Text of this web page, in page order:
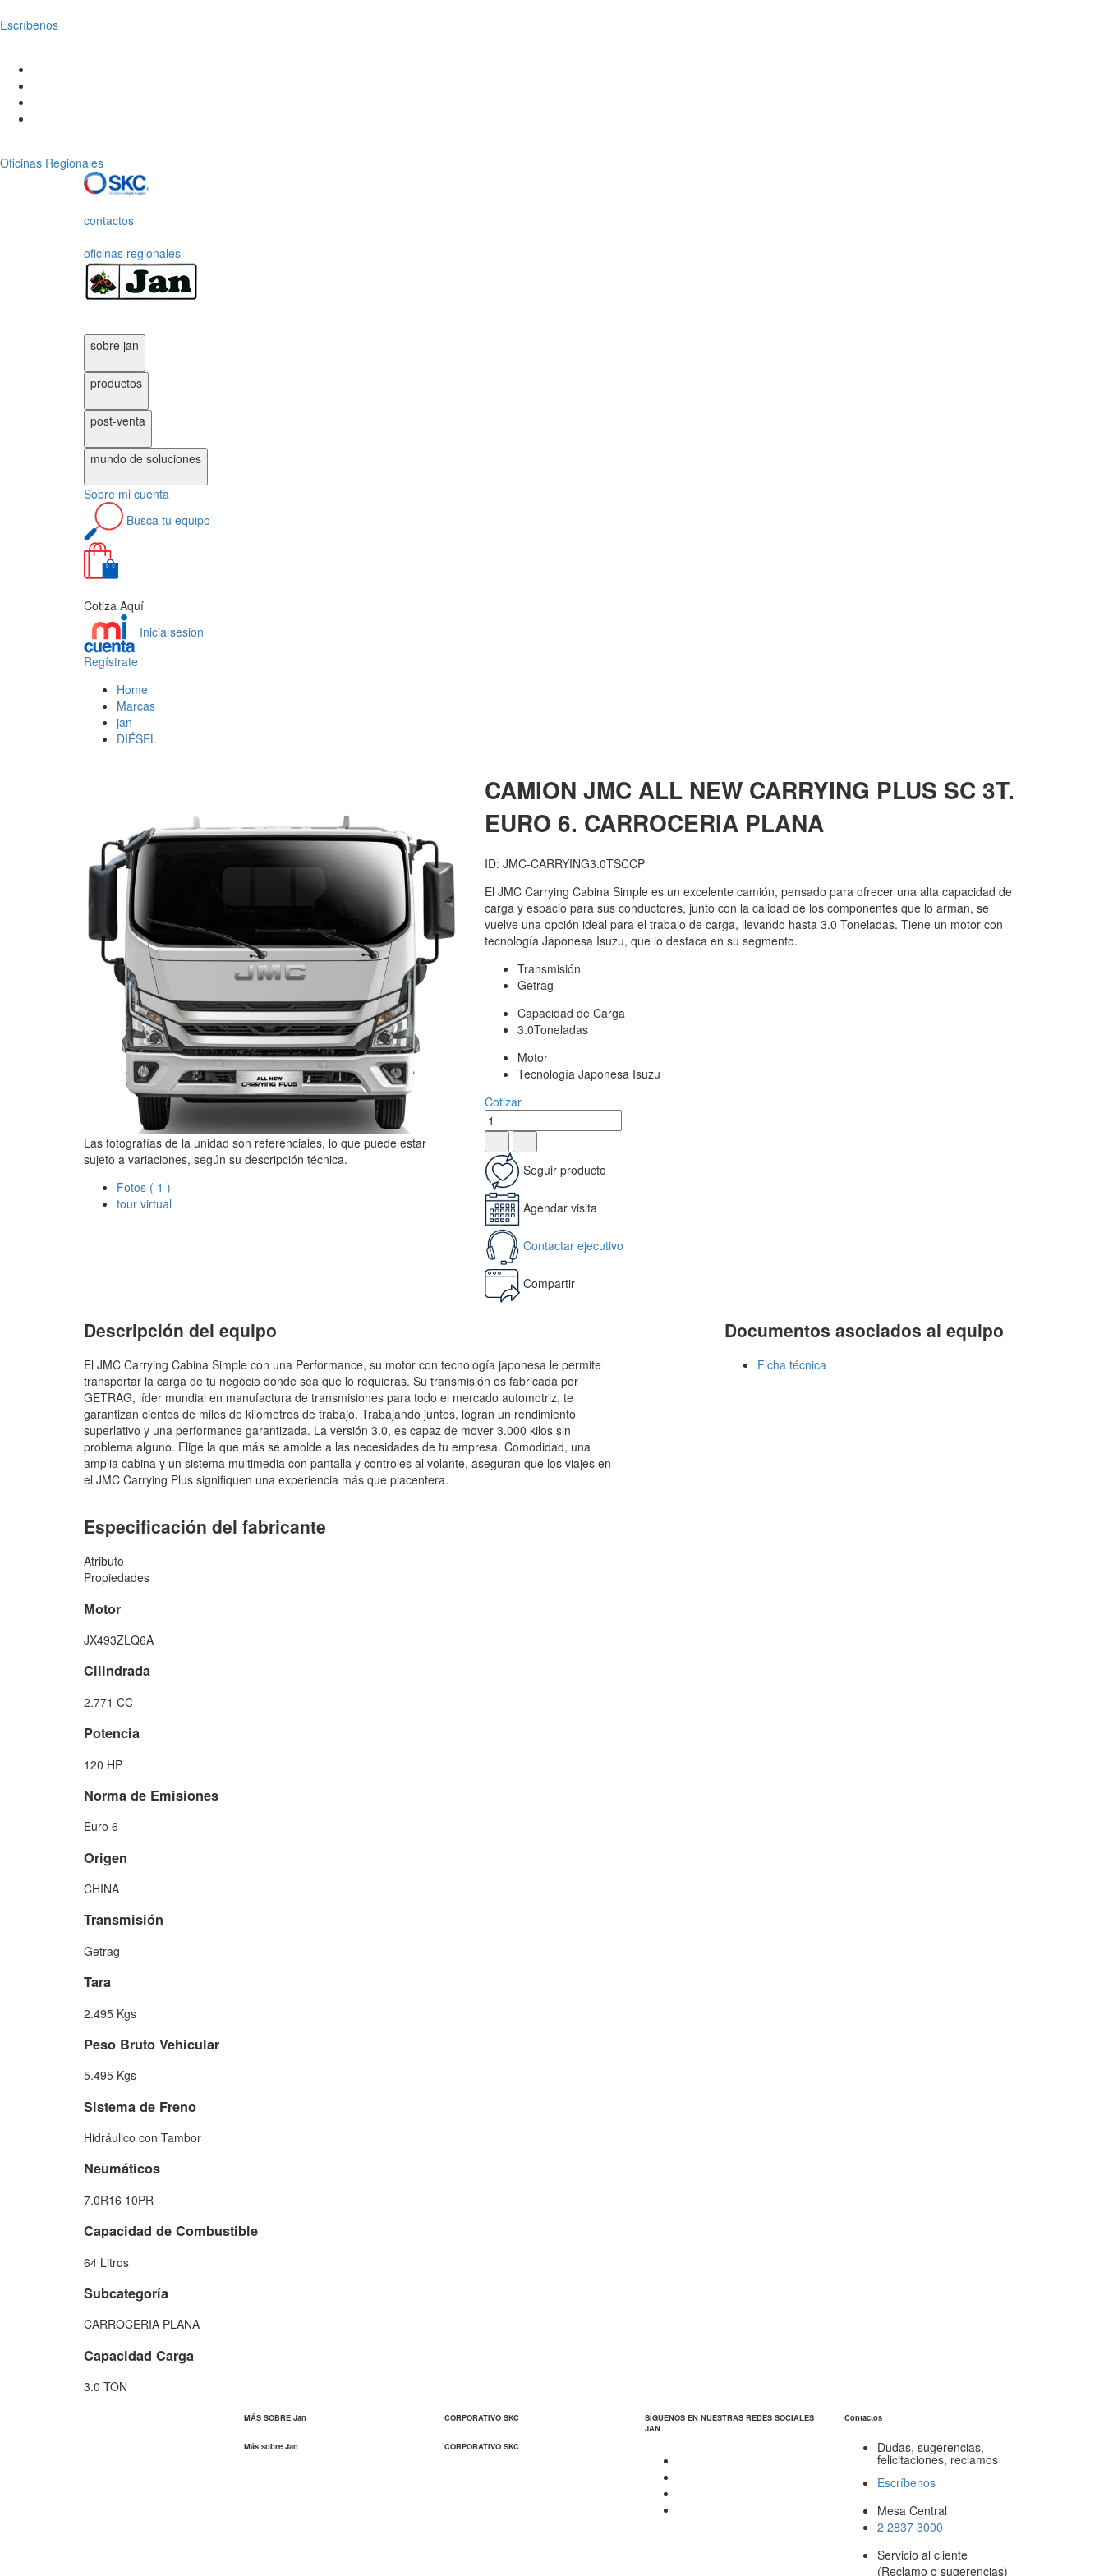
Escríbenos
Oficinas Regionales
contactos
oficinas regionales
sobre jan
productos
post-venta
mundo de soluciones
Sobre mi cuenta
Busca tu equipo
Cotiza Aquí
Inicia sesion
Regístrate
Home
Marcas
jan
DIÉSEL
Las fotografías de la unidad son referenciales, lo que puede estar
sujeto a variaciones, según su descripción técnica.
Fotos ( 1 )
tour virtual
CAMION JMC ALL NEW CARRYING PLUS SC 3T.
EURO 6. CARROCERIA PLANA
ID: JMC-CARRYING3.0TSCCP
El JMC Carrying Cabina Simple es un excelente camión, pensado para ofrecer una alta capacidad de
carga y espacio para sus conductores, junto con la calidad de los componentes que lo arman, se
vuelve una opción ideal para el trabajo de carga, llevando hasta 3.0 Toneladas. Tiene un motor con
tecnología Japonesa Isuzu, que lo destaca en su segmento.
Transmisión
Getrag
Capacidad de Carga
3.0Toneladas
Motor
Tecnología Japonesa Isuzu
Cotizar
Seguir producto
Agendar visita
Contactar ejecutivo
Compartir
Descripción del equipo
El JMC Carrying Cabina Simple con una Performance, su motor con tecnología japonesa le permite
transportar la carga de tu negocio donde sea que lo requieras. Su transmisión es fabricada por
GETRAG, líder mundial en manufactura de transmisiones para todo el mercado automotriz, te
garantizan cientos de miles de kilómetros de trabajo. Trabajando juntos, logran un rendimiento
superlativo y una performance garantizada. La versión 3.0, es capaz de mover 3.000 kilos sin
problema alguno. Elige la que más se amolde a las necesidades de tu empresa. Comodidad, una
amplia cabina y un sistema multimedia con pantalla y controles al volante, aseguran que los viajes en
el JMC Carrying Plus signifiquen una experiencia más que placentera.
Documentos asociados al equipo
Ficha técnica
Especificación del fabricante
Atributo
Propiedades
Motor
JX493ZLQ6A
Cilindrada
2.771 CC
Potencia
120 HP
Norma de Emisiones
Euro 6
Origen
CHINA
Transmisión
Getrag
Tara
2.495 Kgs
Peso Bruto Vehicular
5.495 Kgs
Sistema de Freno
Hidráulico con Tambor
Neumáticos
7.0R16 10PR
Capacidad de Combustible
64 Litros
Subcategoría
CARROCERIA PLANA
Capacidad Carga
3.0 TON
MÁS SOBRE Jan
Más sobre Jan
CORPORATIVO SKC
CORPORATIVO SKC
SÍGUENOS EN NUESTRAS REDES SOCIALES
JAN
Contactos
Dudas, sugerencias,
felicitaciones, reclamos
Escríbenos
Mesa Central
2 2837 3000
Servicio al cliente
(Reclamo o sugerencias)